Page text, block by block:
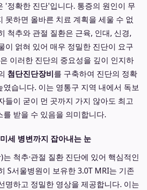
'정확한 진단'입니다. 통증의 원인이 무
못하면 올바른 치료 계획을 세울 수 없
척추와 관절 질환은 근육, 인대, 신경,
이 얽혀 있어 매우 정밀한 진단이 요구
은 이러한 진단의 중요성을 깊이 인지하
첨단진단장비를 구축하여 진단의 정확
였습니다. 이는 영통구 지역 내에서 독보
들이 굳이 먼 곳까지 가지 않아도 최고
를 받을 수 있음을 의미합니다.
세 병변까지 잡아내는 눈
척추·관절 질환 진단에 있어 핵심적인
S서울병원이 보유한 3.0T MRI는 기존
명하고 정밀한 영상을 제공합니다. 이는